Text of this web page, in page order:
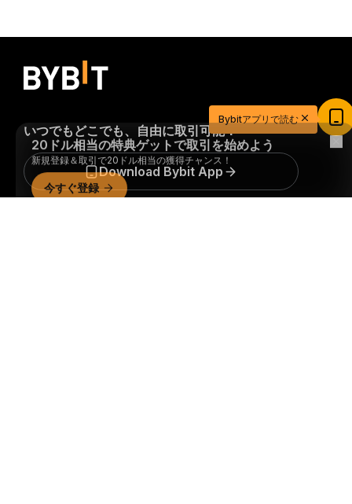
いつでもどこでも、自由に取引可能！
Download Bybit App
20ドル相当の特典ゲットで取引を始めよう
新規登録＆取引で20ドル相当の獲得チャンス！
今すぐ登録
Bybitアプリで読む